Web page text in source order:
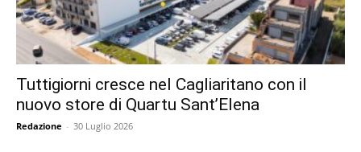
Tuttigiorni cresce nel Cagliaritano con il
nuovo store di Quartu Sant’Elena
Redazione - 30 Luglio 2026